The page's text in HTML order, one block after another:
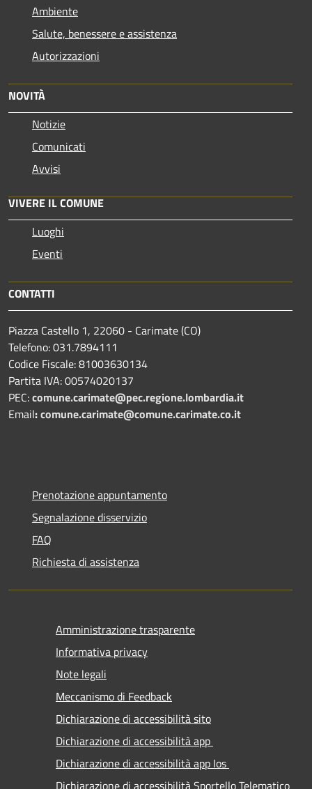
Ambiente
Salute, benessere e assistenza
Autorizzazioni
NOVITÀ
Notizie
Comunicati
Avvisi
VIVERE IL COMUNE
Luoghi
Eventi
CONTATTI
Piazza Castello 1, 22060 - Carimate (CO)
Telefono: 031.7894111
Codice Fiscale: 81003630134
Partita IVA: 00574020137
PEC:comune.carimate@pec.regione.lombardia.it
Email:comune.carimate@comune.carimate.co.it
Prenotazione appuntamento
Segnalazione disservizio
FAQ
Richiesta di assistenza
Amministrazione trasparente
Informativa privacy
Note legali
Meccanismo di Feedback
Dichiarazione di accessibilità sito
Dichiarazione di accessibilità app
Dichiarazione di accessibilità app Ios
Dichiarazione di accessibilità Sportello Telematico